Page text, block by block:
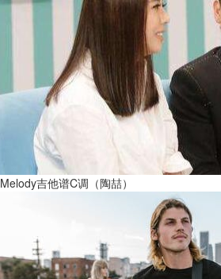
Melody吉他谱C调（陶喆）